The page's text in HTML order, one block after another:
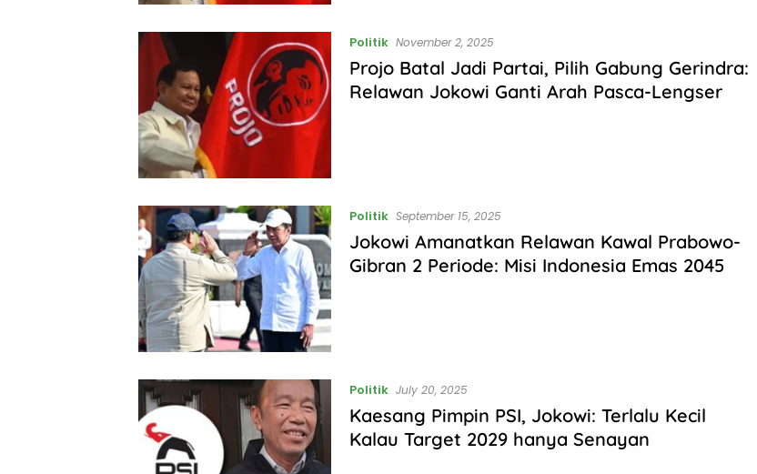
Politik November 2, 2025
Projo Batal Jadi Partai, Pilih Gabung Gerindra:
Relawan Jokowi Ganti Arah Pasca-Lengser
Politik September 15, 2025
Jokowi Amanatkan Relawan Kawal Prabowo-
Gibran 2 Periode: Misi Indonesia Emas 2045
Politik July 20, 2025
Kaesang Pimpin PSI, Jokowi: Terlalu Kecil
Kalau Target 2029 hanya Senayan